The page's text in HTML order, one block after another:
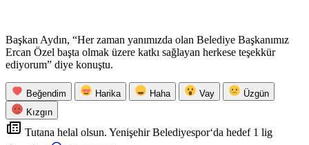
Başkan Aydın, “Her zaman yanımızda olan Belediye Başkanımız
Ercan Özel başta olmak üzere katkı sağlayan herkese teşekkür
ediyorum” diye konuştu.
Beğendim Harika Haha Vay
Üzgün
Kızgın
Tutana helal olsun. Yenişehir Belediyespor‘da hedef 1 lig